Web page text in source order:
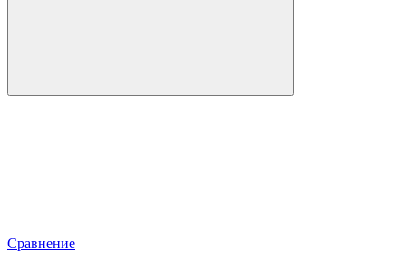
Сравнение